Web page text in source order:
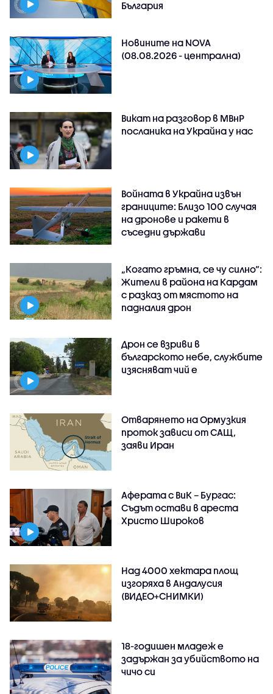
България
Новините на NOVA
(08.08.2026 - централна)
Викат на разговор в МВнР
посланика на Украйна у нас
Войната в Украйна извън
границите: Близо 100 случая
на дронове и ракети в
съседни държави
„Когато гръмна, се чу силно“:
Жители в района на Кардам
с разказ от мястото на
падналия дрон
Дрон се взриви в
българското небе, службите
изясняват чий е
Отварянето на Ормузкия
проток зависи от САЩ,
заяви Иран
Аферата с ВиК – Бургас:
Съдът остави в ареста
Христо Широков
Над 4000 хектара площ
изгоряха в Андалусия
(ВИДЕО+СНИМКИ)
18-годишен младеж е
задържан за убийството на
чичо си